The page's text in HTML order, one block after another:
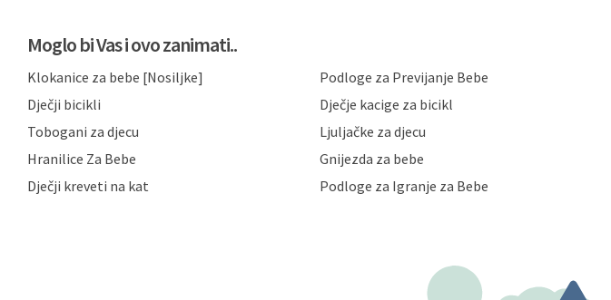
možete pročitati ovdje, sukladno Politici privatnosti i kolačića koju možete pročitati
primjenu odgovarajućih tehničkih i sigurnosnih mjera zaštite osobnih podataka od
privatnost svojih korisnika i posjetitelja web stranica, čuva povjerljivost Vaših osobnih
podataka te omogućava pristup i priopćavanje osobnih podataka samo onim svojim
trećim osobama samo u slučajevima koji su dozvoljeni zakonima. Napominjemo da
možete u svako doba, u potpunosti ili djelomice, bez naknade i objašnjenja odustati od
dane privole i zatražiti prestanak aktivnosti obrade Vaših osobnih podataka. Opoziv
Moglo bi Vas i ovo zanimati..
Klokanice za bebe [Nosiljke] Podloge za Previjanje Bebe
Dječji bicikli
Dječje kacige za bicikl
Tobogani za djecu
Ljuljačke za djecu
Hranilice Za Bebe
Gnijezda za bebe
Dječji kreveti na kat
Podloge za Igranje za Bebe